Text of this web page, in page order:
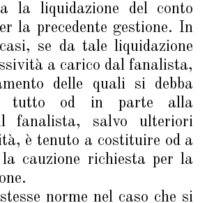
la liquidazione del conto
la precedente gestione. In
se da tale liquidazione
a carico dal fanalista,
delle quali si debba
tutto od in parte alla
fanalista, salvo ulteriori
è tenuto a costituire od a
la cauzione richiesta per la
norme nel caso che si